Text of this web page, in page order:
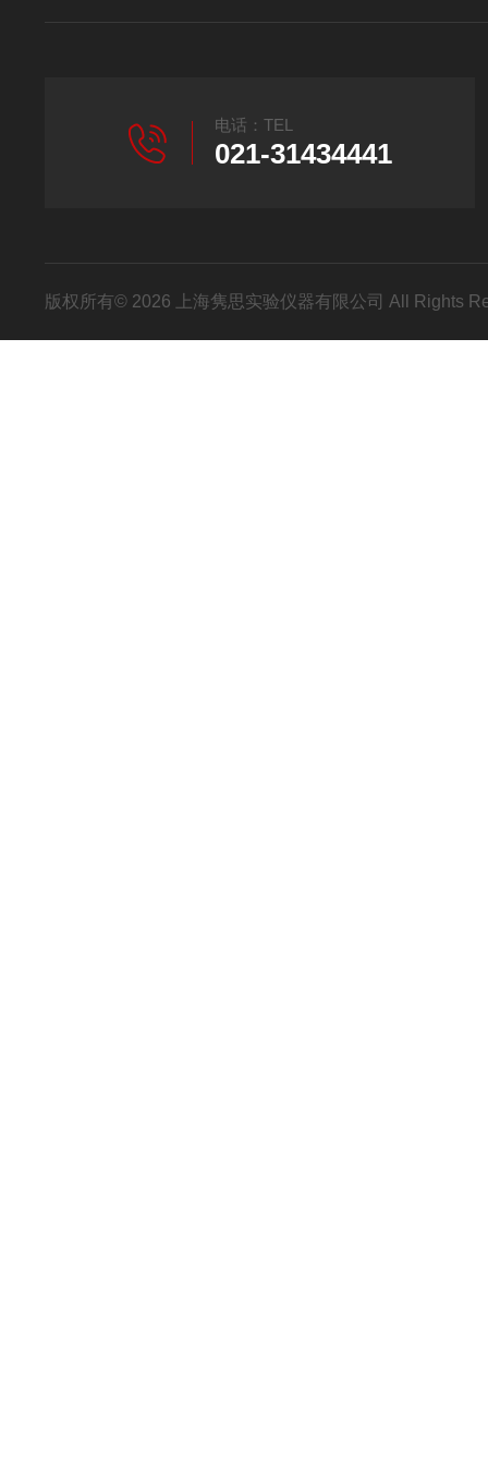
电话：TEL
021-31434441
版权所有© 2026 上海隽思实验仪器有限公司 All Rights